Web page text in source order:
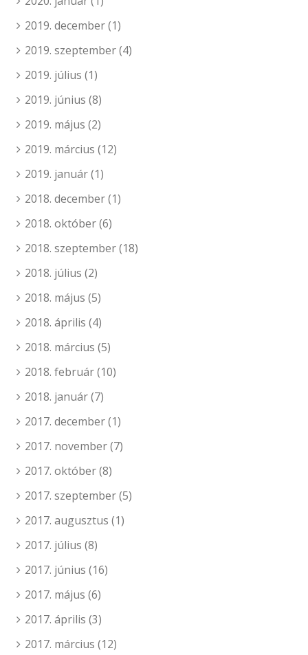
2019. december(1)
2019. szeptember(4)
2019. július (1)
2019. június (8)
2019. május (2)
2019. március (12)
2019. január(1)
2018. december(1)
2018. október(6)
2018. szeptember(18)
2018. július (2)
2018. május (5)
2018. április (4)
2018. március (5)
2018. február(10)
2018. január(7)
2017. december(1)
2017. november(7)
2017. október(8)
2017. szeptember(5)
2017. augusztus (1)
2017. július (8)
2017. június (16)
2017. május (6)
2017. április (3)
2017. március (12)